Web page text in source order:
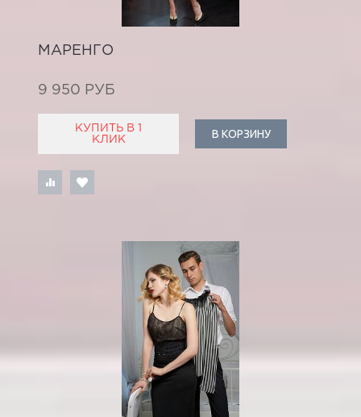
МАРЕНГО
9 950 РУБ
КУПИТЬ В 1
КЛИК
В КОРЗИНУ